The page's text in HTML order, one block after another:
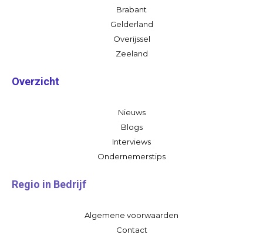
Brabant
Gelderland
Overijssel
Zeeland
Overzicht
Nieuws
Blogs
Interviews
Ondernemerstips
Regio in Bedrijf
Algemene voorwaarden
Contact